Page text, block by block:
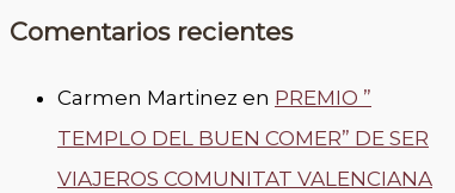
Comentarios recientes
Carmen Martinez en PREMIO ”
TEMPLO DEL BUEN COMER” DE SER
VIAJEROS COMUNITAT VALENCIANA